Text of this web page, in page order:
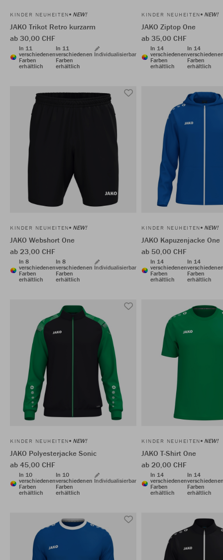
KINDER NEUHEITEN NEW!
JAKO Trikot Retro kurzarm
ab 30,00 CHF
In 11
verschiedenen
Farben
erhältlich
In 11
verschiedenen
Farben
erhältlich
Individualisierbar
KINDER NEUHEITEN NEW!
JAKO Ziptop One
ab 35,00 CHF
In 14
verschiedenen
Farben
erhältlich
In 14
Farben
erhältlich
KINDER NEUHEITEN NEW!
JAKO Webshort One
ab 23,00 CHF
In 8
verschiedenen
Farben
erhältlich
In 8
verschiedenen
Farben
erhältlich
Individualisierbar
KINDER NEUHEITEN NEW!
JAKO Kapuzenjacke One
ab 50,00 CHF
In 14
verschiedenen
Farben
erhältlich
In 14
Farben
erhältlich
KINDER NEUHEITEN NEW!
JAKO Polyesterjacke Sonic
ab 45,00 CHF
In 10
verschiedenen
Farben
erhältlich
In 10
verschiedenen
Farben
erhältlich
Individualisierbar
KINDER NEUHEITEN NEW!
JAKO T-Shirt One
ab 20,00 CHF
In 14
verschiedenen
Farben
erhältlich
In 14
Farben
erhältlich